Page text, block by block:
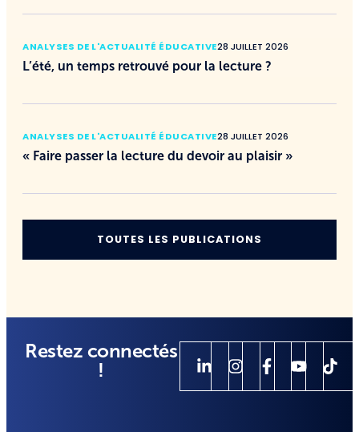
ANALYSES DE L'ACTUALITÉ ÉDUCATIVE28 JUILLET 2026
L’été, un temps retrouvé pour la lecture ?
ANALYSES DE L'ACTUALITÉ ÉDUCATIVE28 JUILLET 2026
« Faire passer la lecture du devoir au plaisir »
TOUTES LES PUBLICATIONS
Restez connectés
!